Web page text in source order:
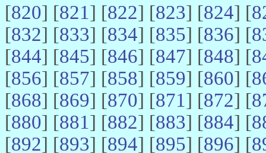
[820] [821] [822] [823] [824] [
[832] [833] [834] [835] [836] [
[844] [845] [846] [847] [848] [
[856] [857] [858] [859] [860] [
[868] [869] [870] [871] [872] [
[880] [881] [882] [883] [884] [
[892] [893] [894] [895] [896] [